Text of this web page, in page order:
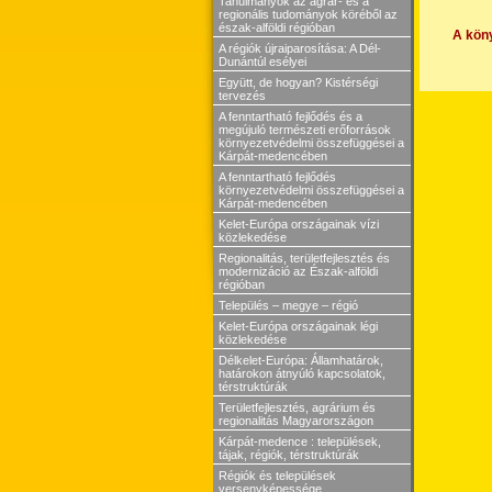
regionális tudományok köréből az
észak-alföldi régióban
A régiók újraiparosítása: A Dél-
Dunántúl esélyei
Együtt, de hogyan? Kistérségi
tervezés
A fenntartható fejlődés és a
megújuló természeti erőforrások
környezetvédelmi összefüggései a
Kárpát-medencében
A fenntartható fejlődés
környezetvédelmi összefüggései a
Kárpát-medencében
Kelet-Európa országainak vízi
közlekedése
Regionalitás, területfejlesztés és
modernizáció az Észak-alföldi
régióban
Település – megye – régió
Kelet-Európa országainak légi
közlekedése
Délkelet-Európa: Államhatárok,
határokon átnyúló kapcsolatok,
térstruktúrák
Területfejlesztés, agrárium és
regionalitás Magyarországon
Kárpát-medence : települések,
tájak, régiók, térstruktúrák
Régiók és települések
versenyképessége
A